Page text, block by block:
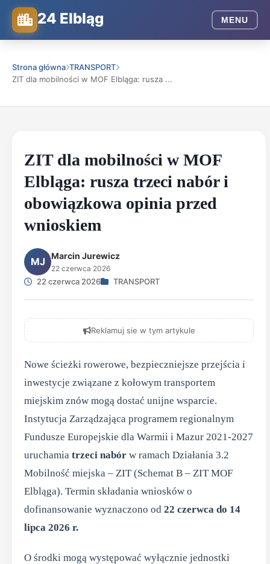
24 Elbląg MENU
Strona główna TRANSPORT
ZIT dla mobilności w MOF Elbląga: rusza ...
ZIT dla mobilności w MOF
Elbląga: rusza trzeci nabór i
obowiązkowa opinia przed
wnioskiem
MJ Marcin Jurewicz
22 czerwca 2026
22 czerwca 2026 TRANSPORT
Reklamuj sie w tym artykule
Nowe ścieżki rowerowe, bezpieczniejsze przejścia i
inwestycje związane z kołowym transportem
miejskim znów mogą dostać unijne wsparcie.
Instytucja Zarządzająca programem regionalnym
Fundusze Europejskie dla Warmii i Mazur 2021-2027
uruchamia trzeci nabór w ramach Działania 3.2
Mobilność miejska – ZIT (Schemat B – ZIT MOF
Elbląga). Termin składania wniosków o
dofinansowanie wyznaczono od 22 czerwca do 14
lipca 2026 r.
O środki mogą występować wyłącznie jednostki